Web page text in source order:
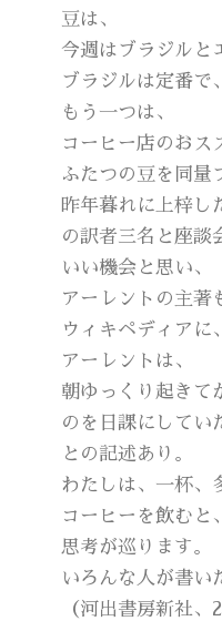
豆は、
今週はブラジルと
ブラジルは定番で、
もう一つは、
コーヒー店のおス
ふたつの豆を同量
昨年暮れに上梓し
の訳者三名と座談
いい機会と思い、
アーレントの主著
ウィキペディアに、
アーレントは、
朝ゆっくり起きて
のを日課にしてい
との記述あり。
わたしは、一杯、
コーヒーを飲むと
思考が巡ります。
いろんな人が書い
（河出書房新社、